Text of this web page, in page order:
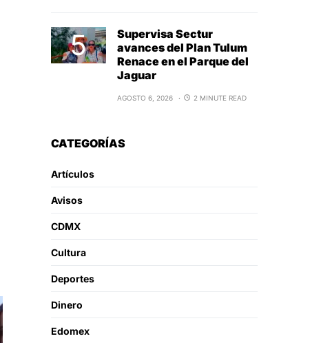
Supervisa Sectur
avances del Plan Tulum
Renace en el Parque del
Jaguar
AGOSTO 6, 2026 2 MINUTE READ
CATEGORÍAS
Artículos
Avisos
CDMX
Cultura
Deportes
Dinero
Edomex